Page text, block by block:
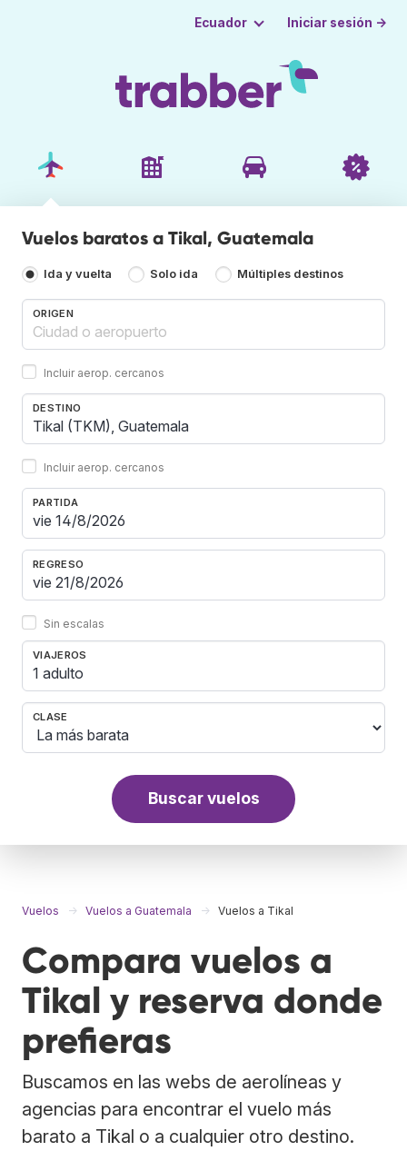
Ecuador Iniciar sesión →
Vuelos baratos a Tikal, Guatemala
Ida y vuelta Solo ida Múltiples destinos
ORIGEN
Incluir aerop. cercanos
DESTINO
Incluir aerop. cercanos
PARTIDA
REGRESO
Sin escalas
VIAJEROS
1 adulto
CLASE
Buscar vuelos
Vuelos Vuelos a Guatemala Vuelos a Tikal
Compara vuelos a
Tikal y reserva donde
prefieras
Buscamos en las webs de aerolíneas y
agencias para encontrar el vuelo más
barato a Tikal o a cualquier otro destino.